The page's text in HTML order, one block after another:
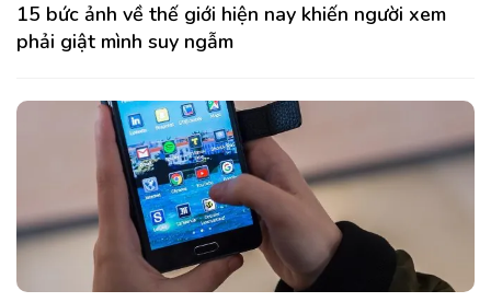
15 bức ảnh về thế giới hiện nay khiến người xem
phải giật mình suy ngẫm